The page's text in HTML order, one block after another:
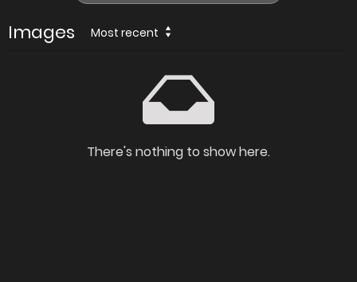
Images Most recent
There's nothing to show here.